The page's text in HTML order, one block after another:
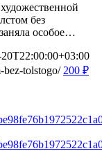
без
особое…
bez-tolstogo/ 200 ₽